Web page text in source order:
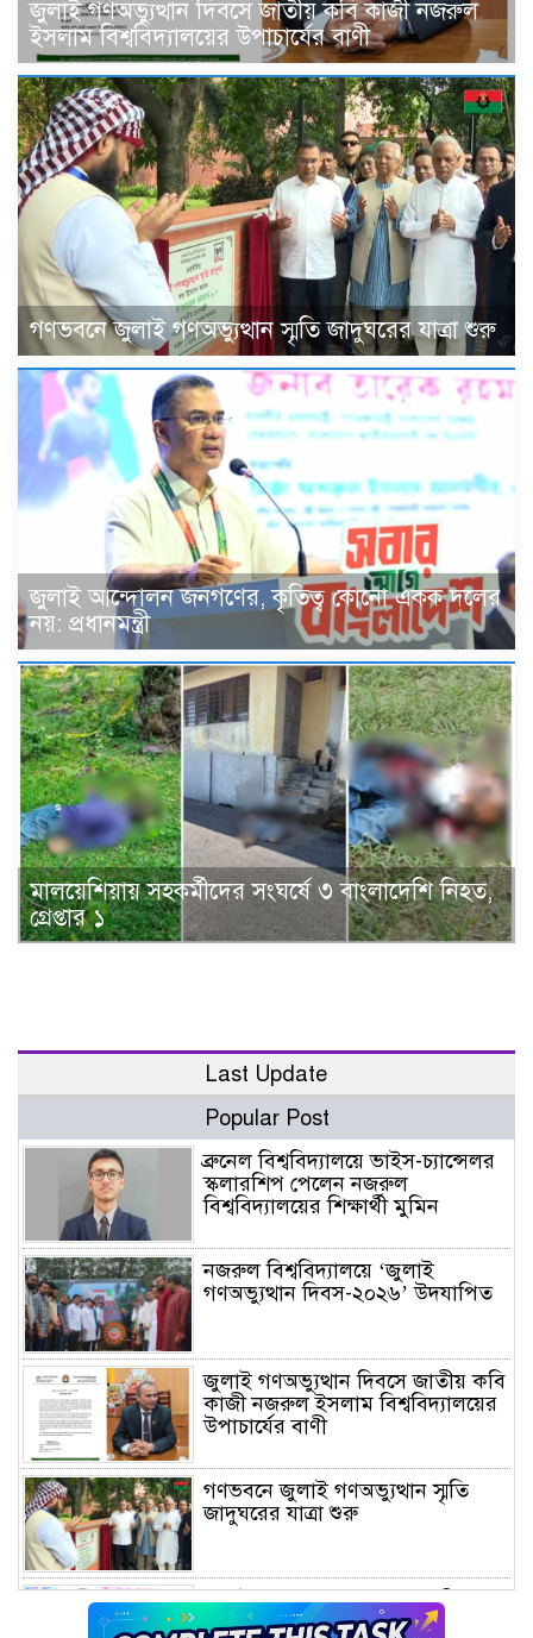
জুলাই গণঅভ্যুত্থান দিবসে জাতীয় কবি কাজী নজরুল
ইসলাম বিশ্ববিদ্যালয়ের উপাচার্যের বাণী
গণভবনে জুলাই গণঅভ্যুত্থান স্মৃতি জাদুঘরের যাত্রা শুরু
জুলাই আন্দোলন জনগণের, কৃতিত্ব কোনো একক দলের
নয়: প্রধানমন্ত্রী
মালয়েশিয়ায় সহকর্মীদের সংঘর্ষে ৩ বাংলাদেশি নিহত,
গ্রেপ্তার ১
Last Update
Popular Post
ব্রুনেল বিশ্ববিদ্যালয়ে ভাইস-চ্যান্সেলর
স্কলারশিপ পেলেন নজরুল
বিশ্ববিদ্যালয়ের শিক্ষার্থী মুমিন
নজরুল বিশ্ববিদ্যালয়ে ‘জুলাই
গণঅভ্যুত্থান দিবস-২০২৬’ উদযাপিত
জুলাই গণঅভ্যুত্থান দিবসে জাতীয় কবি
কাজী নজরুল ইসলাম বিশ্ববিদ্যালয়ের
উপাচার্যের বাণী
গণভবনে জুলাই গণঅভ্যুত্থান স্মৃতি
জাদুঘরের যাত্রা শুরু
জুলাই আন্দোলন জনগণের, কৃতিত্ব
কোনো একক দলের নয়: প্রধানমন্ত্রী